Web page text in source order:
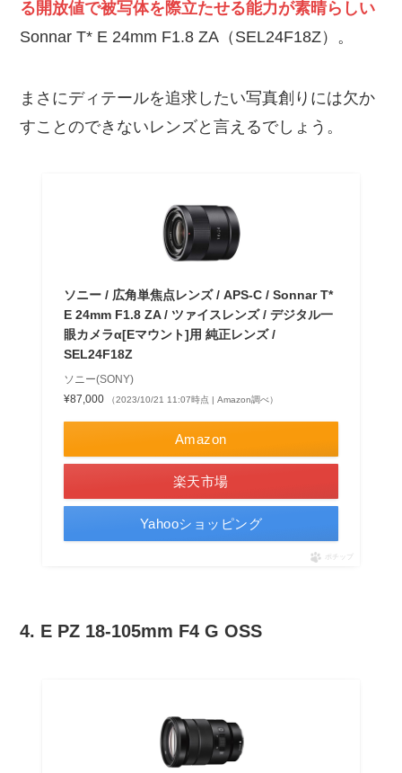
る開放値で被写体を際立たせる能力が素晴らしい
Sonnar T* E 24mm F1.8 ZA（SEL24F18Z）。
まさにディテールを追求したい写真創りには欠か
すことのできないレンズと言えるでしょう。
ソニー / 広角単焦点レンズ / APS-C / Sonnar T*
E 24mm F1.8 ZA / ツァイスレンズ / デジタル一
眼カメラα[Eマウント]用 純正レンズ /
SEL24F18Z
ソニー(SONY)
¥87,000
（2023/10/21 11:07時点 | Amazon調べ）
Amazon
楽天市場
Yahooショッピング
ポチップ
4. E PZ 18-105mm F4 G OSS